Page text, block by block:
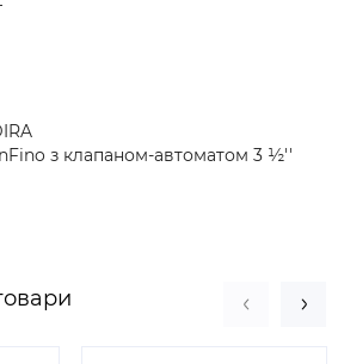
з клапаном-автоматом 3 ½''